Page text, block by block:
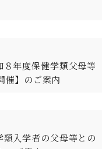
８年度保健学類父母等
催】のご案内
類入学者の父母等との